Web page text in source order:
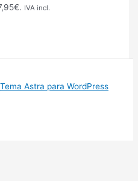
IVA incl.
Tema Astra para WordPress